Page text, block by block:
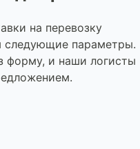
на перевозку
следующие параметры.
форму, и наши логисты